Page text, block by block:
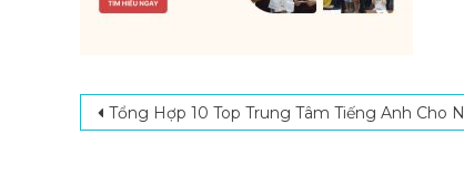
Post navigation
Tổng Hợp 10 Top Trung Tâm Tiếng Anh Cho Người Đi Làm Chất Lượng Nhất